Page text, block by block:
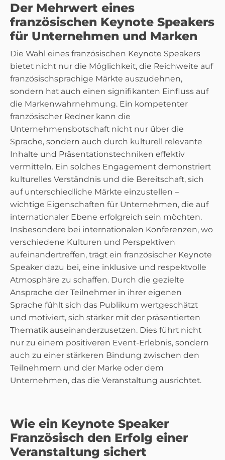
Der Mehrwert eines
französischen Keynote Speakers
für Unternehmen und Marken
Die Wahl eines französischen Keynote Speakers
bietet nicht nur die Möglichkeit, die Reichweite auf
französischsprachige Märkte auszudehnen,
sondern hat auch einen signifikanten Einfluss auf
die Markenwahrnehmung. Ein kompetenter
französischer Redner kann die
Unternehmensbotschaft nicht nur über die
Sprache, sondern auch durch kulturell relevante
Inhalte und Präsentationstechniken effektiv
vermitteln. Ein solches Engagement demonstriert
kulturelles Verständnis und die Bereitschaft, sich
auf unterschiedliche Märkte einzustellen –
wichtige Eigenschaften für Unternehmen, die auf
internationaler Ebene erfolgreich sein möchten.
Insbesondere bei internationalen Konferenzen, wo
verschiedene Kulturen und Perspektiven
aufeinandertreffen, trägt ein französischer Keynote
Speaker dazu bei, eine inklusive und respektvolle
Atmosphäre zu schaffen. Durch die gezielte
Ansprache der Teilnehmer in ihrer eigenen
Sprache fühlt sich das Publikum wertgeschätzt
und motiviert, sich stärker mit der präsentierten
Thematik auseinanderzusetzen. Dies führt nicht
nur zu einem positiveren Event-Erlebnis, sondern
auch zu einer stärkeren Bindung zwischen den
Teilnehmern und der Marke oder dem
Unternehmen, das die Veranstaltung ausrichtet.
Wie ein Keynote Speaker
Französisch den Erfolg einer
Veranstaltung sichert